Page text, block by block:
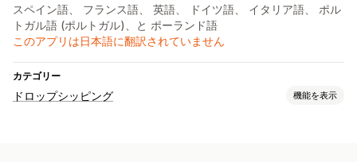
スペイン語、 フランス語、 英語、 ドイツ語、 イタリア語、 ポル
トガル語 (ポルトガル)、と ポーランド語
このアプリは日本語に翻訳されていません
カテゴリー
ドロップシッピング 機能を表示